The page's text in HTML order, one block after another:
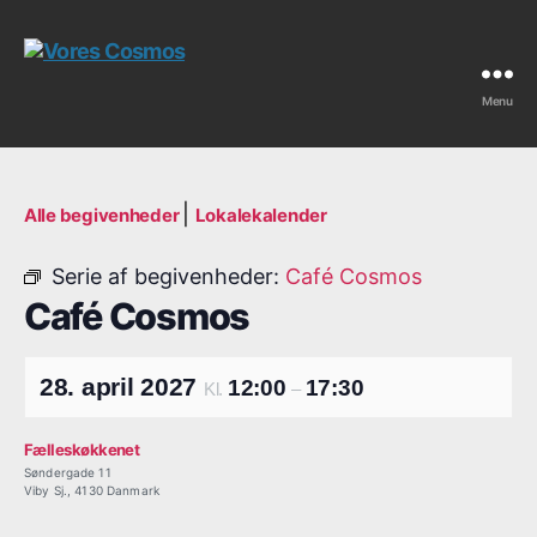
Cosmos
Menu
Alle begivenheder Lokalekalender
Serie af begivenheder: Café Cosmos
Café Cosmos
28. april 2027 Kl. 12:00– 17:30
Fælleskøkkenet
Søndergade 11
Viby Sj.
4130 Danmark